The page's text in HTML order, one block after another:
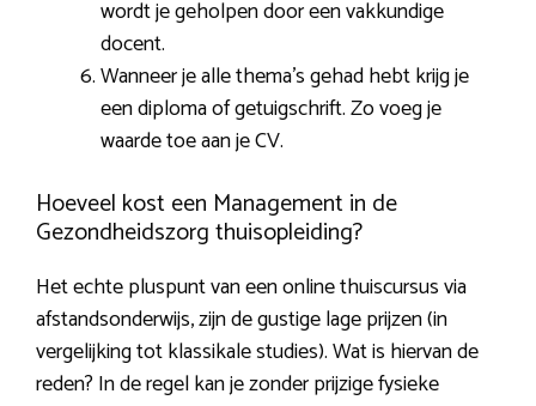
wordt je geholpen door een vakkundige
docent.
Wanneer je alle thema’s gehad hebt krijg je
een diploma of getuigschrift. Zo voeg je
waarde toe aan je CV.
Hoeveel kost een Management in de
Gezondheidszorg thuisopleiding?
Het echte pluspunt van een online thuiscursus via
afstandsonderwijs, zijn de gustige lage prijzen (in
vergelijking tot klassikale studies). Wat is hiervan de
reden? In de regel kan je zonder prijzige fysieke